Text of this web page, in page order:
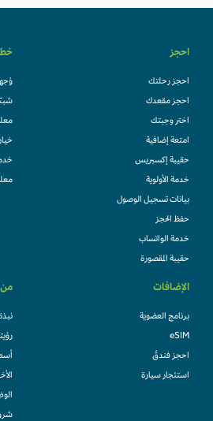
احجز
احجز رحلتك
احجز مقعدك
اختر وجبتك
امتعة إضافية
حقيبة إكسبريس
خدمة الأولوية
بيانات تسجيل الوصول
حفظ الحجز
خدمة الواتساب
حقيبة المقصورة
خطط
وُجهاتنا
شبكتنا
الإضافات
برنامج العضوية
eSIM
احجز فندقً
استئجار سيارة
من
نبذة عنا
رؤيتنا
الأخبار
شروط